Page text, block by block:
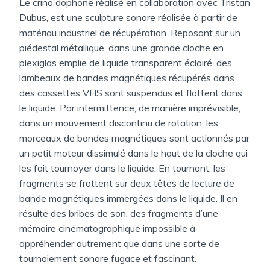
Dubus, est une sculpture sonore réalisée à partir de
matériau industriel de récupération. Reposant sur un
piédestal métallique, dans une grande cloche en
plexiglas emplie de liquide transparent éclairé, des
lambeaux de bandes magnétiques récupérés dans
des cassettes VHS sont suspendus et flottent dans
le liquide. Par intermittence, de manière imprévisible,
dans un mouvement discontinu de rotation, les
morceaux de bandes magnétiques sont actionnés par
un petit moteur dissimulé dans le haut de la cloche qui
les fait tournoyer dans le liquide. En tournant, les
fragments se frottent sur deux têtes de lecture de
bande magnétiques immergées dans le liquide. Il en
résulte des bribes de son, des fragments d’une
mémoire cinématographique impossible à
appréhender autrement que dans une sorte de
tournoiement sonore fugace et fascinant.